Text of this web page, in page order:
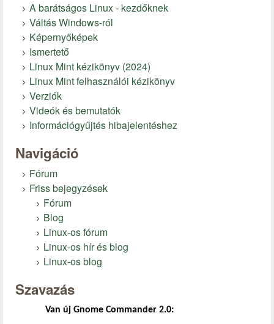
A barátságos Linux - kezdőknek
Váltás Windows-ról
Képernyőképek
Ismertető
Linux Mint kézikönyv (2024)
Linux Mint felhasználói kézikönyv
Verziók
Videók és bemutatók
Információgyűjtés hibajelentéshez
Navigáció
Fórum
Friss bejegyzések
Fórum
Blog
Linux-os fórum
Linux-os hír és blog
Linux-os blog
Szavazás
Van új Gnome Commander 2.0: